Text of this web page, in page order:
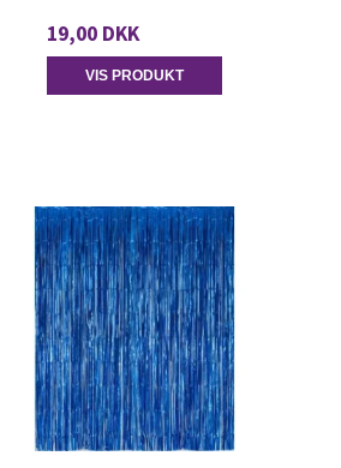
19,00 DKK
VIS PRODUKT